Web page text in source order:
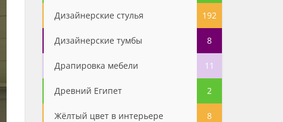
Дизайнерские стулья 192
Дизайнерские тумбы 8
Драпировка мебели 11
Древний Египет 2
Жёлтый цвет в интерьере 8